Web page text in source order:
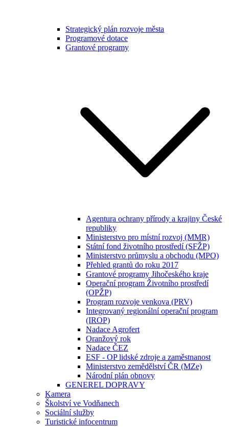
Strategický plán rozvoje města
Programové dotace
Grantové programy
Agentura ochrany přírody a krajiny České
republiky
Ministerstvo pro místní rozvoj (MMR)
Státní fond životního prostředí (SFŽP)
Ministerstvo průmyslu a obchodu (MPO)
Přehled grantů do roku 2017
Grantové programy Jihočeského kraje
Operační program Životního prostředí
(OPŽP)
Program rozvoje venkova (PRV)
Integrovaný regionální operační program
(IROP)
Nadace Agrofert
Oranžový rok
Nadace ČEZ
ESF - OP lidské zdroje a zaměstnanost
Ministerstvo zemědělství ČR (MZe)
Národní plán obnovy
GENEREL DOPRAVY
Kamera
Školství ve Vodňanech
Sociální služby
Turistické infocentrum